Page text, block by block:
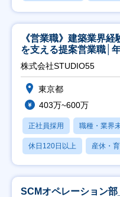
《営業職》建築業界
を支える提案営業職│
株式会社STUDIO55
東京都
403万~600万
正社員採用 職種・業界
休日120日以上 産休・
SCMオペレーション